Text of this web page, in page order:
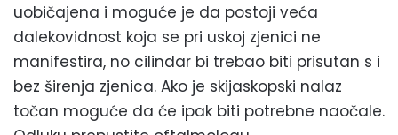
uobičajena i moguće je da postoji veća
dalekovidnost koja se pri uskoj zjenici ne
manifestira, no cilindar bi trebao biti prisutan s i
bez širenja zjenica. Ako je skijaskopski nalaz
točan moguće da će ipak biti potrebne naočale.